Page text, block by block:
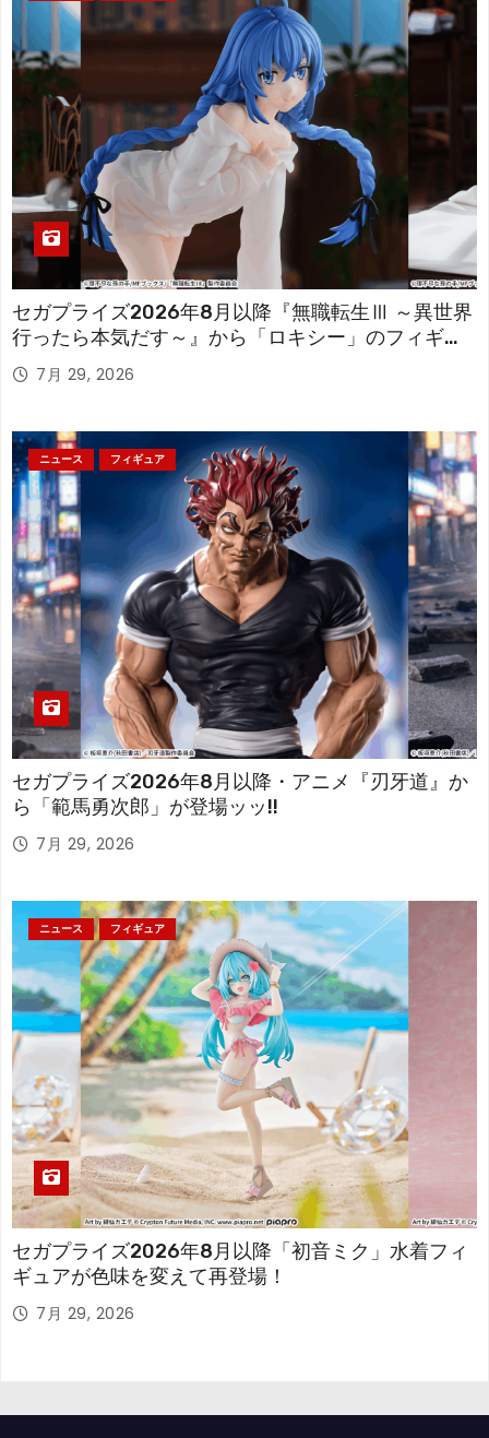
セガプライズ2026年8月以降『無職転生Ⅲ ～異世界
行ったら本気だす～』から「ロキシー」のフィギュ
アが登場！
7月 29, 2026
ニュース フィギュア
セガプライズ2026年8月以降・アニメ『刃牙道』か
ら「範馬勇次郎」が登場ッッ!!
7月 29, 2026
ニュース フィギュア
セガプライズ2026年8月以降「初音ミク」水着フィ
ギュアが色味を変えて再登場！
7月 29, 2026